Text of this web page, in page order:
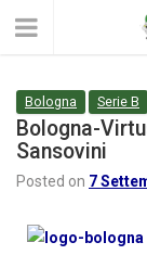
Bologna Serie B
Bologna-
Sansovini
Posted on 7